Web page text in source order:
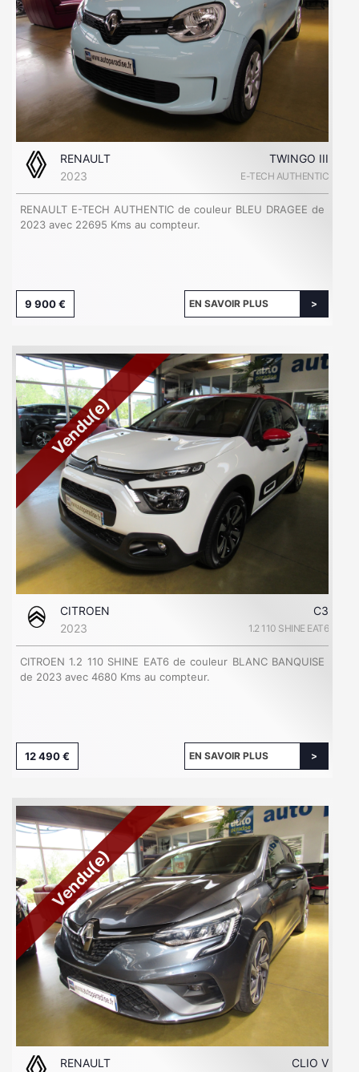
RENAULT
TWINGO III
2023
E-TECH AUTHENTIC
RENAULT E-TECH AUTHENTIC de couleur BLEU DRAGEE de
2023 avec 22695 Kms au compteur.
9 900 € EN SAVOIR PLUS
Vendu(e)
CITROEN
C3
2023
1.2 110 SHINE EAT6
CITROEN 1.2 110 SHINE EAT6 de couleur BLANC BANQUISE
de 2023 avec 4680 Kms au compteur.
12 490 € EN SAVOIR PLUS
Vendu(e)
RENAULT CLIO V